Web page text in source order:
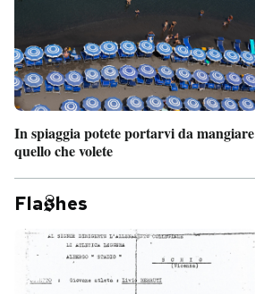
In spiaggia potete portarvi da mangiare
quello che volete
Fla hes